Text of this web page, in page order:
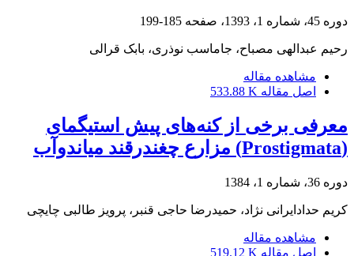
دوره 45، شماره 1، 1393، صفحه 185-199
رحیم عبدالهی مصباح، جاماسب نوذری، بابک قرالی
مشاهده مقاله
اصل مقاله 533.88 K
معرفی برخی از کنه‌های پیش استیگمای
(Prostigmata) مزارع چغندرقند میاندوآب
دوره 36، شماره 1، 1384
کریم حدادایرانی نژاد، حمیدرضا حاجی قنبر، پرویز طالبی چایچی
مشاهده مقاله
اصل مقاله 519.12 K